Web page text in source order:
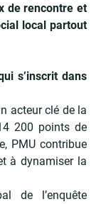
de rencontre et
local partout
s’inscrit dans
acteur clé de la
200 points de
PMU contribue
à dynamiser la
de l’enquête